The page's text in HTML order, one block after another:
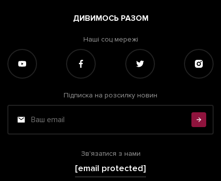
ДИВИМОСЬ РАЗОМ
Наші соц мережі
Підписка на розсилку новин
Зв'язатися з нами
[email protected]